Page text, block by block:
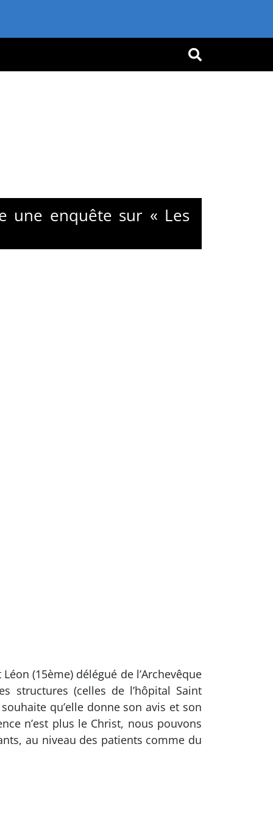
OK
une enquête sur « Les
(15ème) délégué de l’Archevêque
structures (celles de l’hôpital Saint
qu’elle donne son avis et son
n’est plus le Christ, nous pouvons
au niveau des patients comme du